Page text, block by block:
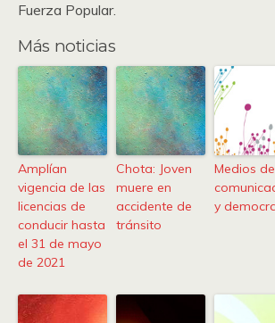
Fuerza Popular.
Más noticias
Amplían
vigencia de las
licencias de
conducir hasta
el 31 de mayo
de 2021
Chota: Joven
muere en
accidente de
tránsito
Medios de
y